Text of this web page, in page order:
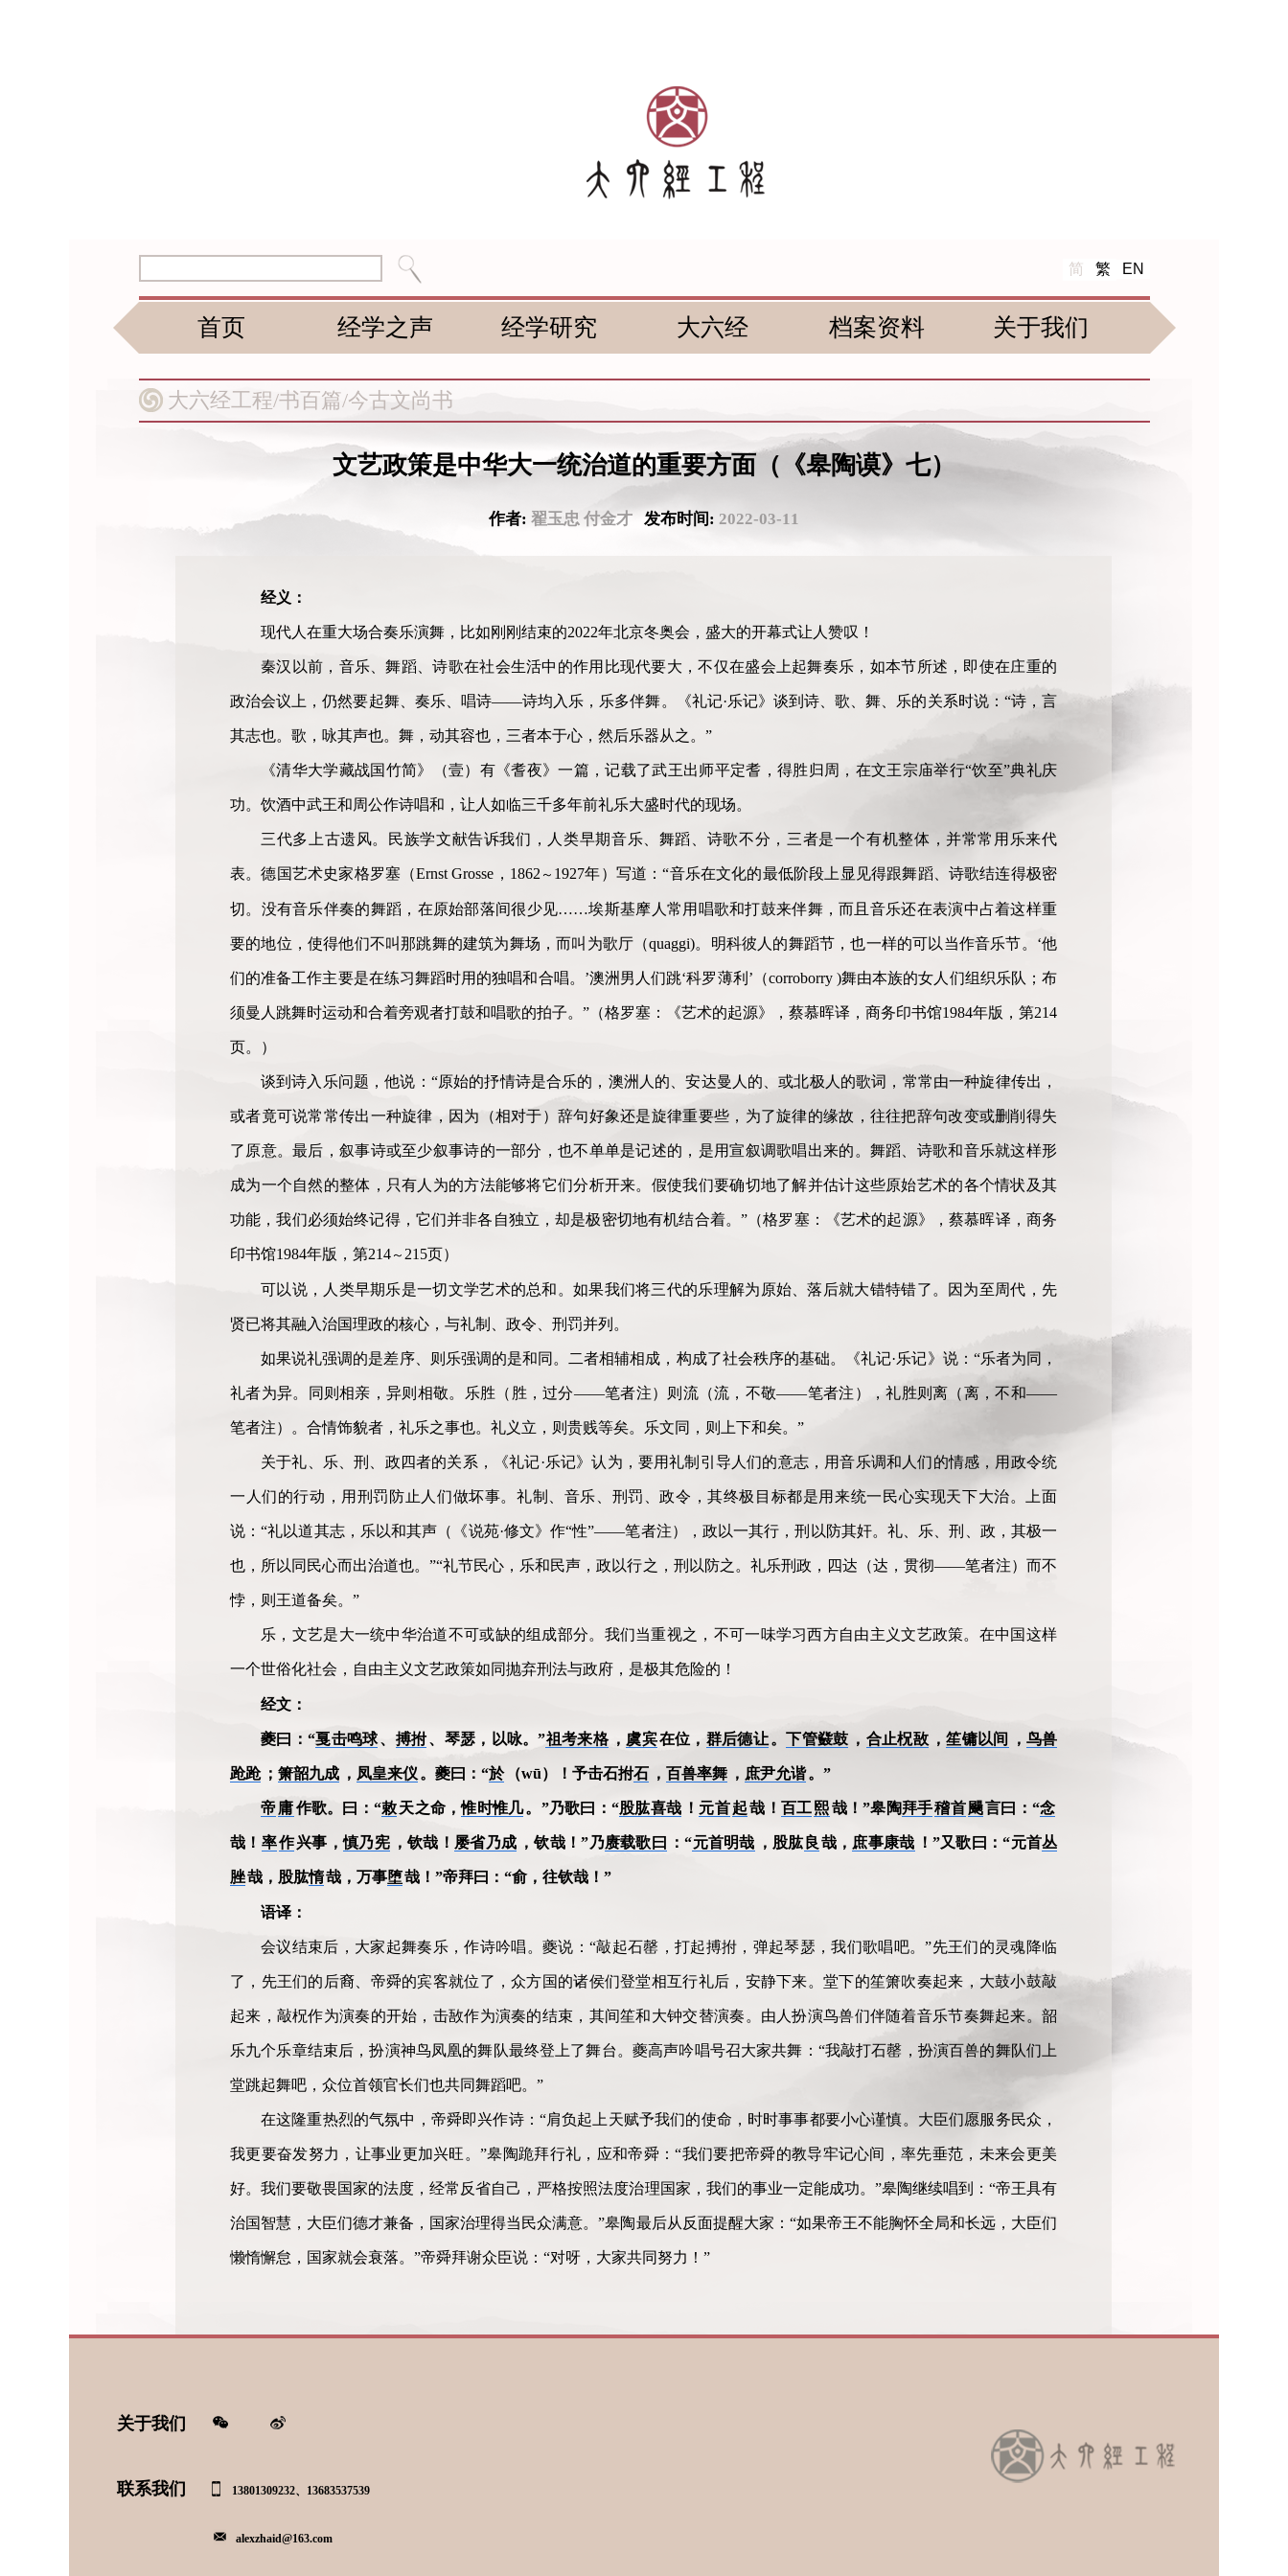
简 繁 EN
首页 经学之声 经学研究 大六经 档案资料 关于我们
大六经工程/书百篇/今古文尚书
文艺政策是中华大一统治道的重要方面（《皋陶谟》七）
作者: 翟玉忠 付金才 发布时间: 2022-03-11
经义：
现代人在重大场合奏乐演舞，比如刚刚结束的2022年北京冬奥会，盛大的开幕式让人赞叹！
秦汉以前，音乐、舞蹈、诗歌在社会生活中的作用比现代要大，不仅在盛会上起舞奏乐，如本节所述，即使在庄重的
政治会议上，仍然要起舞、奏乐、唱诗——诗均入乐，乐多伴舞。《礼记·乐记》谈到诗、歌、舞、乐的关系时说：“诗，言
其志也。歌，咏其声也。舞，动其容也，三者本于心，然后乐器从之。”
《清华大学藏战国竹简》（壹）有《耆夜》一篇，记载了武王出师平定耆，得胜归周，在文王宗庙举行“饮至”典礼庆
功。饮酒中武王和周公作诗唱和，让人如临三千多年前礼乐大盛时代的现场。
三代多上古遗风。民族学文献告诉我们，人类早期音乐、舞蹈、诗歌不分，三者是一个有机整体，并常常用乐来代
表。德国艺术史家格罗塞（Ernst Grosse，1862～ 1927年）写道：“音乐在文化的最低阶段上显见得跟舞蹈、诗歌结连得极密
切。没有音乐伴奏的舞蹈，在原始部落间很少见……埃斯基摩人常用唱歌和打鼓来伴舞，而且音乐还在表演中占着这样重
要的地位，使得他们不叫那跳舞的建筑为舞场，而叫为歌厅（quaggi)。明科彼人的舞蹈节，也一样的可以当作音乐节。‘他
们的准备工作主要是在练习舞蹈时用的独唱和合唱。’澳洲男人们跳‘科罗薄利’（corroborry )舞由本族的女人们组织乐队；布
须曼人跳舞时运动和合着旁观者打鼓和唱歌的拍子。”（格罗塞：《艺术的起源》，蔡慕晖译，商务印书馆1984年版，第214
页。）
谈到诗入乐问题，他说：“原始的抒情诗是合乐的，澳洲人的、安达曼人的、或北极人的歌词，常常由一种旋律传出，
或者竟可说常常传出一种旋律，因为（相对于）辞句好象还是旋律重要些，为了旋律的缘故，往往把辞句改变或删削得失
了原意。最后，叙事诗或至少叙事诗的一部分，也不单单是记述的，是用宣叙调歌唱出来的。舞蹈、诗歌和音乐就这样形
成为一个自然的整体，只有人为的方法能够将它们分析开来。假使我们要确切地了解并估计这些原始艺术的各个情状及其
功能，我们必须始终记得，它们并非各自独立，却是极密切地有机结合着。”（格罗塞：《艺术的起源》，蔡慕晖译，商务
印书馆1984年版，第214 ～ 215页）
可以说，人类早期乐是一切文学艺术的总和。如果我们将三代的乐理解为原始、落后就大错特错了。因为至周代，先
贤已将其融入治国理政的核心，与礼制、政令、刑罚并列。
如果说礼强调的是差序、则乐强调的是和同。二者相辅相成，构成了社会秩序的基础。《礼记·乐记》说：“乐者为同，
礼者为异。同则相亲，异则相敬。乐胜（胜，过分——笔者注）则流（流，不敬——笔者注），礼胜则离（离，不和——
笔者注）。合情饰貌者，礼乐之事也。礼义立，则贵贱等矣。乐文同，则上下和矣。”
关于礼、乐、刑、政四者的关系，《礼记·乐记》认为，要用礼制引导人们的意志，用音乐调和人们的情感，用政令统
一人们的行动，用刑罚防止人们做坏事。礼制、音乐、刑罚、政令，其终极目标都是用来统一民心实现天下大治。上面
说：“礼以道其志，乐以和其声（《说苑·修文》作“性”——笔者注），政以一其行，刑以防其奸。礼、乐、刑、政，其极一
也，所以同民心而出治道也。”“礼节民心，乐和民声，政以行之，刑以防之。礼乐刑政，四达（达，贯彻——笔者注）而不
悖，则王道备矣。”
乐，文艺是大一统中华治道不可或缺的组成部分。我们当重视之，不可一味学习西方自由主义文艺政策。在中国这样
一个世俗化社会，自由主义文艺政策如同抛弃刑法与政府，是极其危险的！
经文：
夔曰：“戛击鸣球、 搏拊、琴瑟，以咏。”祖考来格 ， 虞宾在位， 群后德让。下管鼗鼓 ， 合止柷敔 ，笙镛以间 ， 鸟兽
跄跄 ； 箫韶九成 ， 凤皇来仪 。夔曰：“於 （wū）！予击石拊石 ， 百兽率舞 ， 庶尹允谐。”
帝庸作歌。曰：“敕天之命，惟时惟几。”乃歌曰：“股肱喜哉 ！ 元首起哉 ！ 百工熙哉！”皋陶拜手稽首颺言曰：“念
哉！ 率作兴事，慎乃宪 ，钦哉！ 屡省乃成 ，钦哉！”乃赓载歌曰 ：“元首明哉 ，股肱良 哉， 庶事康哉 ！”又歌曰：“元首丛
脞哉，股肱惰哉，万事堕哉！”帝拜曰：“俞，往钦哉！”
语译：
会议结束后，大家起舞奏乐，作诗吟唱。夔说：“敲起石罄，打起搏拊，弹起琴瑟，我们歌唱吧。”先王们的灵魂降临
了，先王们的后裔、帝舜的宾客就位了，众方国的诸侯们登堂相互行礼后，安静下来。堂下的笙箫吹奏起来，大鼓小鼓敲
起来，敲柷作为演奏的开始，击敔作为演奏的结束，其间笙和大钟交替演奏。由人扮演鸟兽们伴随着音乐节奏舞起来。韶
乐九个乐章结束后，扮演神鸟凤凰的舞队最终登上了舞台。夔高声吟唱号召大家共舞：“我敲打石罄，扮演百兽的舞队们上
堂跳起舞吧，众位首领官长们也共同舞蹈吧。”
在这隆重热烈的气氛中，帝舜即兴作诗：“肩负起上天赋予我们的使命，时时事事都要小心谨慎。大臣们愿服务民众，
我更要奋发努力，让事业更加兴旺。”皋陶跪拜行礼，应和帝舜：“我们要把帝舜的教导牢记心间，率先垂范，未来会更美
好。我们要敬畏国家的法度，经常反省自己，严格按照法度治理国家，我们的事业一定能成功。”皋陶继续唱到：“帝王具有
治国智慧，大臣们德才兼备，国家治理得当民众满意。”皋陶最后从反面提醒大家：“如果帝王不能胸怀全局和长远，大臣们
懒惰懈怠，国家就会衰落。”帝舜拜谢众臣说：“对呀，大家共同努力！”
关于我们
联系我们 13801309232、13683537539
alexzhaid@163.com